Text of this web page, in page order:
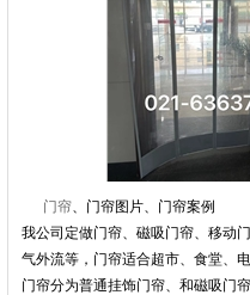
门帘、门帘图片、门帘案例
我公司定做门帘、磁吸门帘、移动
气外流等，门帘适合超市、食堂、
门帘分为普通挂饰门帘、和磁吸门